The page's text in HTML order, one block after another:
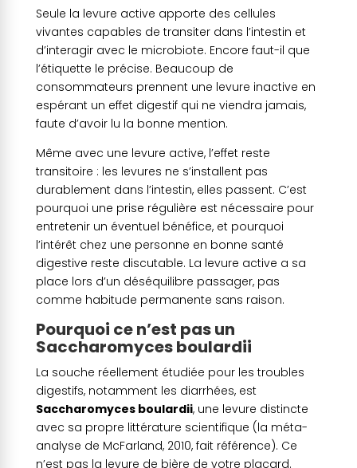
Seule la levure active apporte des cellules
vivantes capables de transiter dans l’intestin et
d’interagir avec le microbiote. Encore faut-il que
l’étiquette le précise. Beaucoup de
consommateurs prennent une levure inactive en
espérant un effet digestif qui ne viendra jamais,
faute d’avoir lu la bonne mention.
Même avec une levure active, l’effet reste
transitoire : les levures ne s’installent pas
durablement dans l’intestin, elles passent. C’est
pourquoi une prise régulière est nécessaire pour
entretenir un éventuel bénéfice, et pourquoi
l’intérêt chez une personne en bonne santé
digestive reste discutable. La levure active a sa
place lors d’un déséquilibre passager, pas
comme habitude permanente sans raison.
Pourquoi ce n’est pas un
Saccharomyces boulardii
La souche réellement étudiée pour les troubles
digestifs, notamment les diarrhées, est
Saccharomyces boulardii, une levure distincte
avec sa propre littérature scientifique (la méta-
analyse de McFarland, 2010, fait référence). Ce
n’est pas la levure de bière de votre placard.